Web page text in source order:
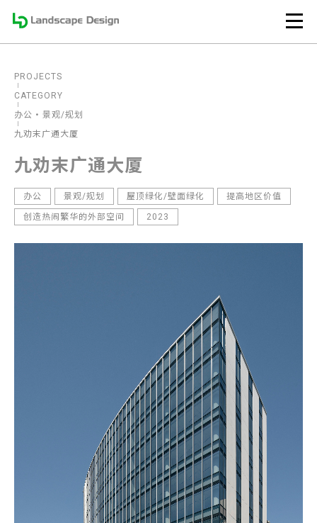
PROJECTS
CATEGORY
办公
景观/规划
九劝末广通大厦
九劝末广通大厦
办公 景观/规划 屋顶绿化/壁面绿化
提高地区价值
创造热闹繁华的外部空间
2023